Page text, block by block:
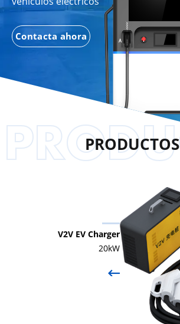
Contacta ahora
PRODUCTOS
V2V EV Charger
20kW